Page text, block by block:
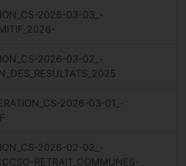
2026-03-03_-
2026-03-02_-
2026-03-01_-
2026-02-02_-
RETRAIT_COMMUNES-